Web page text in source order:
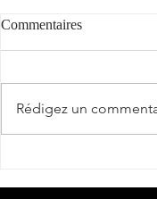
"Cantèra"
Commentaires
Rédigez un